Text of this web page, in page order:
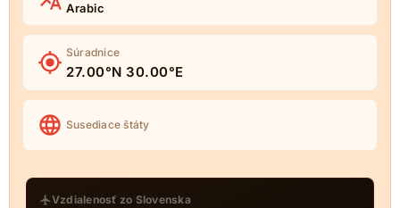
Arabic
Súradnice
27.00°N 30.00°E
Susediace štáty
Vzdialenosť zo Slovenska